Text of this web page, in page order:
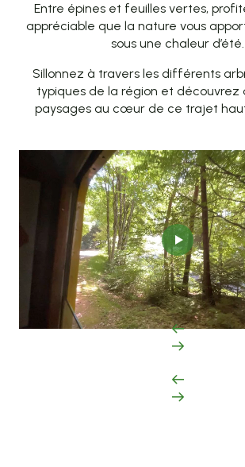
Entre épines et feuilles vertes,
appréciable que la nature vous
sous une chaleur d’été.
Sillonnez à travers les différents
typiques de la région et découvrez
paysages au cœur de ce trajet